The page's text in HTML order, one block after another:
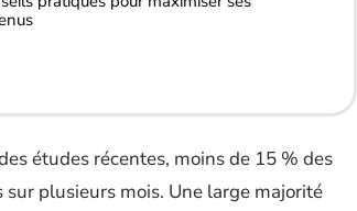
études récentes, moins de 15 % des
plusieurs mois. Une large majorité